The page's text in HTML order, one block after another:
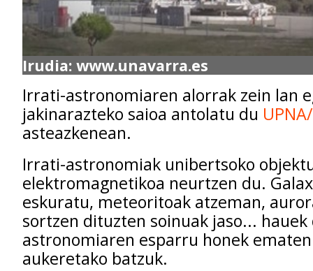
Irudia: www.unavarra.es
Irrati-astronomiaren alorrak zein lan
jakinarazteko saioa antolatu du
asteazkenean.
Irrati-astronomiak unibertsoko
elektromagnetikoa neurtzen du.
eskuratu, meteoritoak atzeman,
sortzen dituzten soinuak jaso...
astronomiaren esparru honek
aukeretako batzuk.